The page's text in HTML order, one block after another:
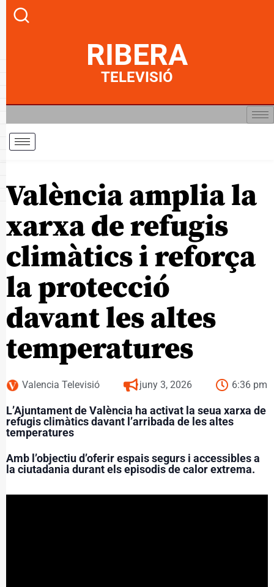
RIBERA
TELEVISIÓ
València amplia la
xarxa de refugis
climàtics i reforça
la protecció
davant les altes
temperatures
Valencia Televisió juny 3, 2026 6:36 pm
L’Ajuntament de València ha activat la seua xarxa de
refugis climàtics davant l’arribada de les altes
temperatures
Amb l’objectiu d’oferir espais segurs i accessibles a
la ciutadania durant els episodis de calor extrema.